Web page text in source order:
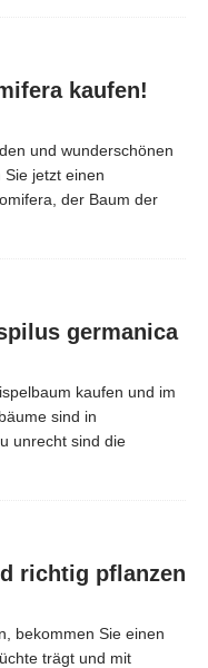
kaufen!
und wunderschönen
jetzt einen
der Baum der
germanica
kaufen und im
sind in
unrecht sind die
richtig pflanzen
bekommen Sie einen
trägt und mit